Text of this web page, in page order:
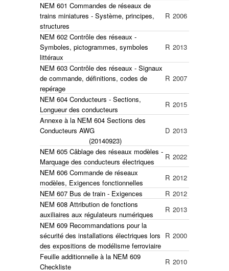
NEM 601 Commandes de réseaux de
trains miniatures - Système, principes,
structures
R 2006
NEM 602 Contrôle des réseaux -
Symboles, pictogrammes, symboles
littéraux
R 2013
NEM 603 Contrôle des réseaux - Signaux
de commande, définitions, codes de
repérage
R 2007
NEM 604 Conducteurs - Sections,
Longueur des conducteurs
R 2015
Annexe à la NEM 604 Sections des
Conducteurs AWG
(20140923)
D 2013
NEM 605 Câblage des réseaux modèles -
Marquage des conducteurs électriques
R 2022
NEM 606 Commande de réseaux
modèles, Exigences fonctionnelles
R 2012
NEM 607 Bus de train - Exigences
R 2012
NEM 608 Attribution de fonctions
auxiliaires aux régulateurs numériques
R 2013
NEM 609 Recommandations pour la
sécurité des installations électriques lors
des expositions de modélisme ferroviaire
R 2000
Feuille additionnelle à la NEM 609
Checkliste
R 2010